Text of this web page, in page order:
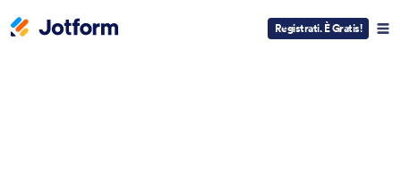
Registrati. È Gratis!